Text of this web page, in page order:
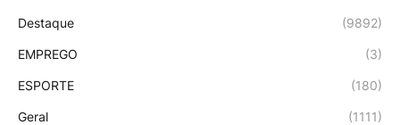
Destaque (9892)
EMPREGO (3)
ESPORTE (180)
Geral (1111)